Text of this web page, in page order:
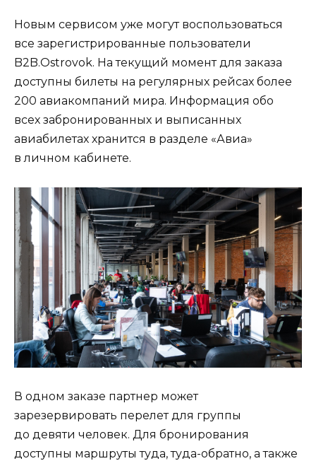
Новым сервисом уже могут воспользоваться
все зарегистрированные пользователи
B2B.Ostrovok. На текущий момент для заказа
доступны билеты на регулярных рейсах более
200 авиакомпаний мира. Информация обо
всех забронированных и выписанных
авиабилетах хранится в разделе «Авиа»
в личном кабинете.
В одном заказе партнер может
зарезервировать перелет для группы
до девяти человек. Для бронирования
доступны маршруты туда, туда-обратно, а также